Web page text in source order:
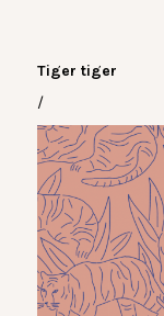
Tiger tiger
/